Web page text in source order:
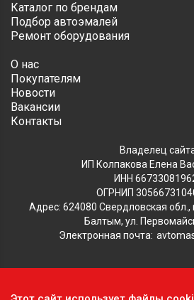
Каталог по брендам
Подбор автоэмалей
Ремонт оборудования
О нас
Покупателям
Новости
Вакансии
Контакты
Владелец
ИП Колпакова Елена
ИНН
ОГРНИП
Адрес: 624080 Свердловская
Балтым, ул.
Электронная почта:
Обратите внимание, что данный сайт